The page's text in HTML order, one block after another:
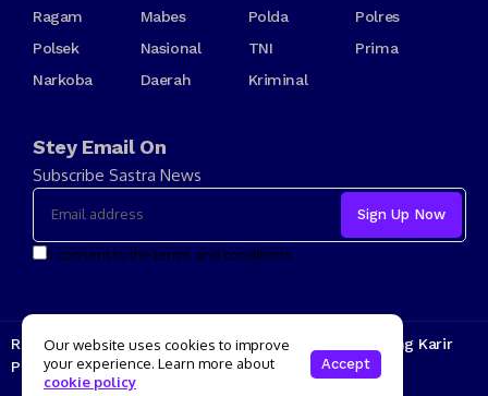
Ragam
Mabes Polda
Polres
Polsek
Nasional TNI
Prima
Narkoba
Daerah Kriminal
Stey Email On
Subscribe Sastra News
I consent to the terms and conditions
Redaksi Kode Etik Tarif Iklan Tentang Kami
Jenjang Karir
Pedoman Media Siber
Our website uses cookies to improve
your experience. Learn more about
cookie policy
Accept